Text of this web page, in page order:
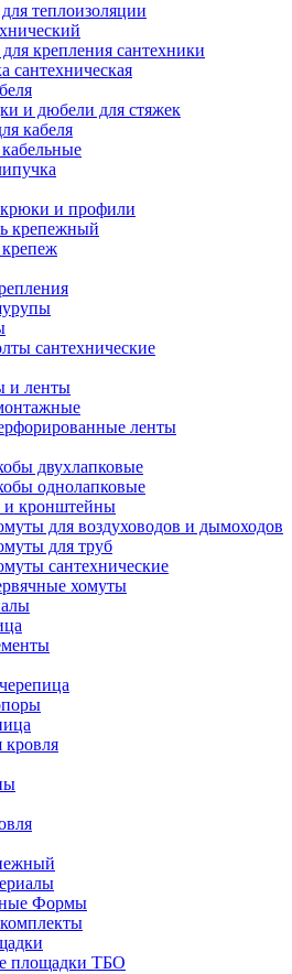
теплоизоляции
крепления сантехники
сантехническая
и дюбели для стяжек
кабеля
и профили
крепежный
сантехнические
и ленты
ленты
двухлапковые
однолапковые
кронштейны
для воздуховодов и дымоходов
для труб
сантехнические
хомуты
кровля
Формы
площадки ТБО